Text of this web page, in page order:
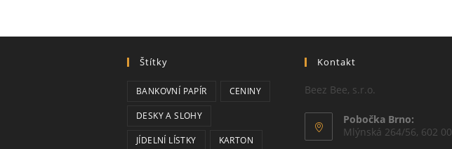
Štítky
BANKOVNÍ PAPÍR CENINY
DESKY A SLOHY
JÍDELNÍ LÍSTKY KARTON
Kontakt
Beez Bee, s.r.o.
Pobočka Brno:
Mlýnská 264/56, 602 00